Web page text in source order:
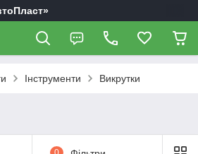
Інструменти Викрутки